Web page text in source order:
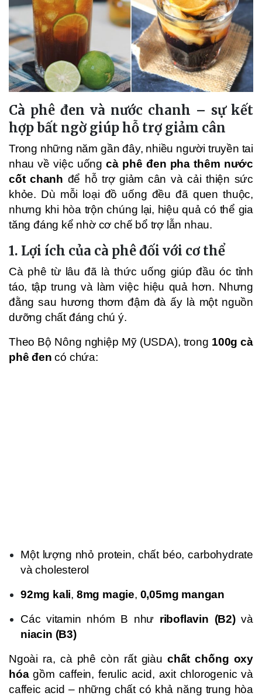
Cà phê đen và nước chanh – sự kết
hợp bất ngờ giúp hỗ trợ giảm cân
Trong những năm gần đây, nhiều người truyền tai
nhau về việc uốngcà phê đen pha thêm nước
cốt chanh để hỗ trợ giảm cân và cải thiện sức
khỏe. Dù mỗi loại đồ uống đều đã quen thuộc,
nhưng khi hòa trộn chúng lại, hiệu quả có thể gia
tăng đáng kể nhờ cơ chế bổ trợ lẫn nhau.
1. Lợi ích của cà phê đối với cơ thể
Cà phê từ lâu đã là thức uống giúp đầu óc tỉnh
táo, tập trung và làm việc hiệu quả hơn. Nhưng
đằng sau hương thơm đậm đà ấy là một nguồn
dưỡng chất đáng chú ý.
Theo Bộ Nông nghiệp Mỹ (USDA), trong 100g cà
phê đen có chứa:
Một lượng nhỏ protein, chất béo, carbohydrate
và cholesterol
92mg kali, 8mg magie, 0,05mg mangan
Các vitamin nhóm B như riboflavin (B2)và
niacin (B3)
Ngoài ra, cà phê còn rất giàu chất chống oxy
hóagồm caffein, ferulic acid, axit chlorogenic và
caffeic acid – những chất có khả năng trung hòa